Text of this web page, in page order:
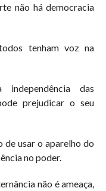
não há democracia
tenham voz na
das
prejudicar o seu
de usar o aparelho do
no poder.
não é ameaça,